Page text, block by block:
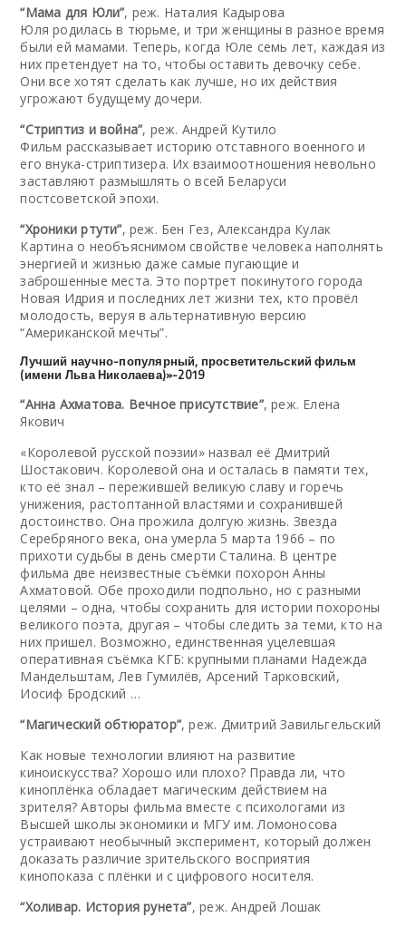
“Мама для Юли”, реж. Наталия Кадырова
Юля родилась в тюрьме, и три женщины в разное время
были ей мамами. Теперь, когда Юле семь лет, каждая из
них претендует на то, чтобы оставить девочку себе.
Они все хотят сделать как лучше, но их действия
угрожают будущему дочери.
“Стриптиз и война”, реж. Андрей Кутило
Фильм рассказывает историю отставного военного и
его внука-стриптизера. Их взаимоотношения невольно
заставляют размышлять о всей Беларуси
постсоветской эпохи.
“Хроники ртути”, реж. Бен Гез, Александра Кулак
Картина о необъяснимом свойстве человека наполнять
энергией и жизнью даже самые пугающие и
заброшенные места. Это портрет покинутого города
Новая Идрия и последних лет жизни тех, кто провёл
молодость, веруя в альтернативную версию
“Американской мечты”.
Лучший научно-популярный, просветительский фильм
(имени Льва Николаева)»-2019
“Анна Ахматова. Вечное присутствие”, реж. Елена
Якович
«Королевой русской поэзии» назвал её Дмитрий
Шостакович. Королевой она и осталась в памяти тех,
кто её знал – пережившей великую славу и горечь
унижения, растоптанной властями и сохранившей
достоинство. Она прожила долгую жизнь. Звезда
Серебряного века, она умерла 5 марта 1966 – по
прихоти судьбы в день смерти Сталина. В центре
фильма две неизвестные съёмки похорон Анны
Ахматовой. Обе проходили подпольно, но с разными
целями – одна, чтобы сохранить для истории похороны
великого поэта, другая – чтобы следить за теми, кто на
них пришел. Возможно, единственная уцелевшая
оперативная съёмка КГБ: крупными планами Надежда
Мандельштам, Лев Гумилёв, Арсений Тарковский,
Иосиф Бродский …
“Магический обтюратор”, реж. Дмитрий Завильгельский
Как новые технологии влияют на развитие
киноискусства? Хорошо или плохо? Правда ли, что
киноплёнка обладает магическим действием на
зрителя? Авторы фильма вместе с психологами из
Высшей школы экономики и МГУ им. Ломоносова
устраивают необычный эксперимент, который должен
доказать различие зрительского восприятия
кинопоказа с плёнки и с цифрового носителя.
“Холивар. История рунета”, реж. Андрей Лошак